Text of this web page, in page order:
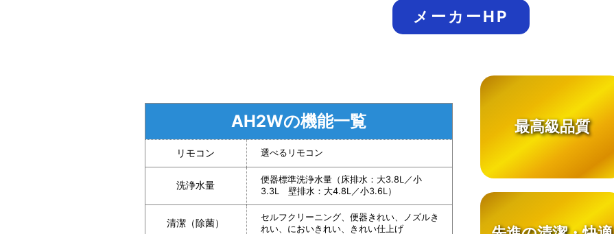
メーカーHP
AH2Wの機能一覧
リモコン 選べるリモコン
洗浄水量
便器標準洗浄水量（床排水：大3.8L／小
3.3L 壁排水：大4.8L／小3.6L）
清潔（除菌）
セルフクリーニング、便器きれい、ノズルき
れい、においきれい、きれい仕上げ
最高級品質